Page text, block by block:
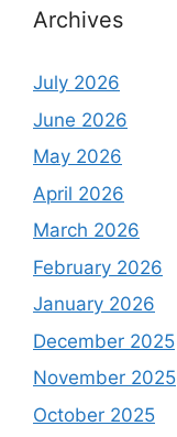
Archives
July 2026
June 2026
May 2026
April 2026
March 2026
February 2026
January 2026
December 2025
November 2025
October 2025